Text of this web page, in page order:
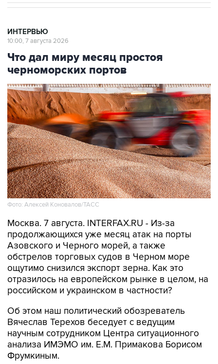
ИНТЕРВЬЮ
10:00, 7 августа 2026
Что дал миру месяц простоя
черноморских портов
Фото: Алексей Коновалов/ТАСС
Москва. 7 августа. INTERFAX.RU - Из-за
продолжающихся уже месяц атак на порты
Азовского и Черного морей, а также
обстрелов торговых судов в Черном море
ощутимо снизился экспорт зерна. Как это
отразилось на европейском рынке в целом, на
российском и украинском в частности?
Об этом наш политический обозреватель
Вячеслав Терехов беседует с ведущим
научным сотрудником Центра ситуационного
анализа ИМЭМО им. Е.М. Примакова Борисом
Фрумкиным.